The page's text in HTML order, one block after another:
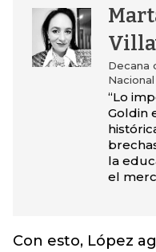
Decana
Nacional
“Lo
Goldin
la
el
Con esto, López